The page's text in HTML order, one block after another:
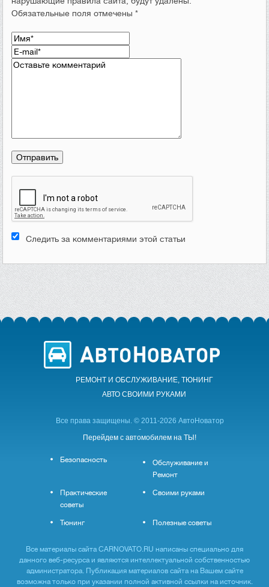
Обязательные поля отмечены *
Следить за комментариями этой статьи
РЕМОНТ И ОБСЛУЖИВАНИЕ, ТЮНИНГ
АВТО CВОИМИ РУКАМИ
Все права защищены. © 2011-2026 АвтоНоватор
-
Перейдем с автомобилем на ТЫ!
Безопасность
Обслуживание и
Ремонт
Практические
советы
Своими руками
Тюнинг Полезные советы
Все материалы сайта CARNOVATO.RU написаны специально для
данного веб-ресурса и являются интеллектуальной собственностью
администратора. Публикация материалов сайта на Вашем сайте
возможна только при указании полной активной ссылки на источник.